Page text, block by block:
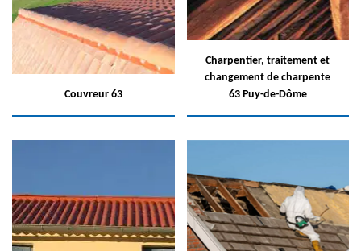
Couvreur 63
Charpentier, traitement et
changement de charpente
63 Puy-de-Dôme